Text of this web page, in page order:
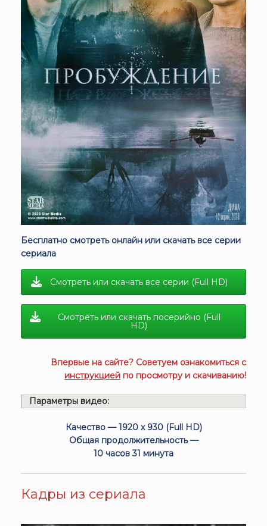
Бесплатно смотреть онлайн или скачать все серии
сериала
Смотреть или скачать все серии (Full HD)
Смотреть или скачать посерийно (Full
HD)
Впервые на сайте? Советуем ознакомиться с
инструкцией по просмотру и скачиванию!
Параметры видео:
Качество — 1920 x 930 (Full HD)
Общая продолжительность —
10 часов 31 минута
Кадры из сериала